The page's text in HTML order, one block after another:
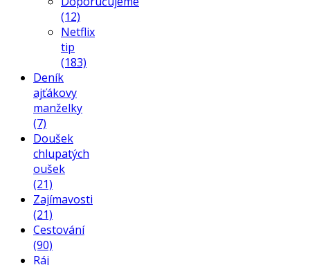
(12)
Netflix
tip
(183)
Deník
ajťákovy
manželky
(7)
Doušek
chlupatých
oušek
(21)
Zajímavosti
(21)
Cestování
(90)
Ráj